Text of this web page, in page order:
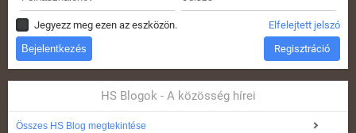
Jegyezz meg ezen az eszközön. Elfelejtett jelszó
Regisztráció
HS Blogok - A közösség hírei
Összes HS Blog megtekintése